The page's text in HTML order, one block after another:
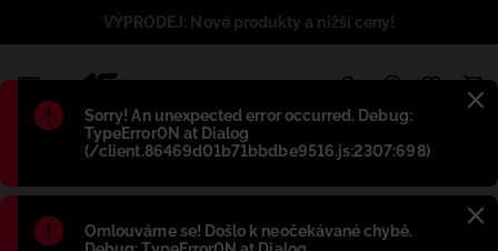
Błąd:
Sorry! An unexpected error occurred. Debug:
TypeError0N at Dialog
(/client.86469d01b71bbdbe9516.js:2307:698)
Błąd:
Omlouváme se! Došlo k neočekávané chybě.
VÝPRODEJ: Nové produkty a nižší ceny!